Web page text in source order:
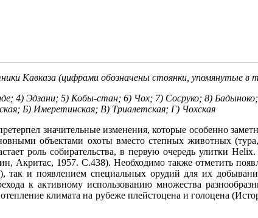
Кавказа (цифрами обозначены стоянки, упомянутые в
4) Эдзани; 5) Кобы-стан; 6) Чох; 7) Сосруко; 8)
Б) Имеретинская; В) Триалетская; Г) Чохская
значительные изменения, которые особенно
объектами охоты вместо степных животных
роль собирательства, в первую очередь улитки
Акритас, 1957. С.438). Необходимо также отметить
так и появлением специальных орудий для их
к активному использованию множества
климата на рубеже плейстоцена и голоцена